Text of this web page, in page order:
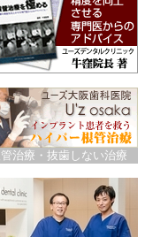
治療 ・ 抜歯しない治療